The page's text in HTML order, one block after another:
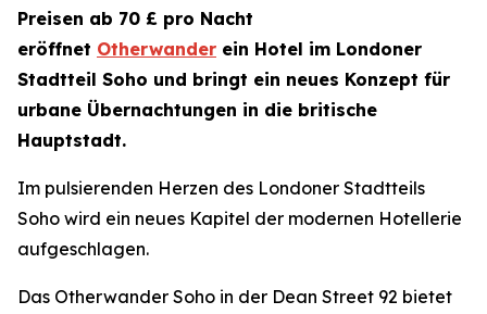
Preisen ab 70 £ pro Nacht
eröffnet Otherwander ein Hotel im Londoner
Stadtteil Soho und bringt ein neues Konzept für
urbane Übernachtungen in die britische
Hauptstadt.
Im pulsierenden Herzen des Londoner Stadtteils
Soho wird ein neues Kapitel der modernen Hotellerie
aufgeschlagen.
Das Otherwander Soho in der Dean Street 92 bietet